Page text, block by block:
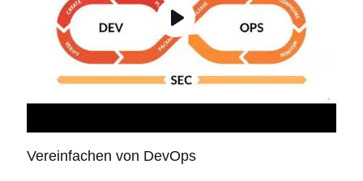
Vereinfachen von DevOps